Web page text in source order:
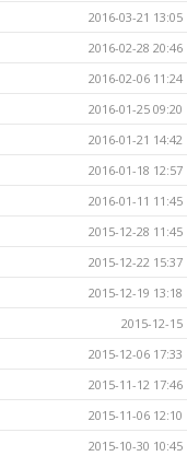
2016-03-21 13:05
2016-02-28 20:46
2016-02-06 11:24
2016-01-25 09:20
2016-01-21 14:42
2016-01-18 12:57
2016-01-11 11:45
2015-12-28 11:45
2015-12-22 15:37
2015-12-19 13:18
2015-12-15
2015-12-06 17:33
2015-11-12 17:46
2015-11-06 12:10
2015-10-30 10:45